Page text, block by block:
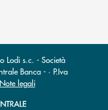
Lodi s.c. - Società
Banca - · P.Iva
Note legali